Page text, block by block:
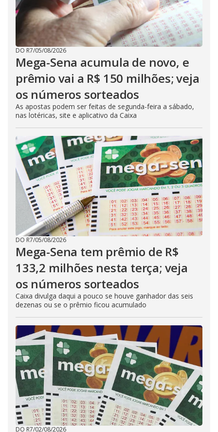
DO R7/05/08/2026
Mega-Sena acumula de novo, e
prêmio vai a R$ 150 milhões; veja
os números sorteados
As apostas podem ser feitas de segunda-feira a sábado,
nas lotéricas, site e aplicativo da Caixa
DO R7/05/08/2026
Mega-Sena tem prêmio de R$
133,2 milhões nesta terça; veja
os números sorteados
Caixa divulga daqui a pouco se houve ganhador das seis
dezenas ou se o prêmio ficou acumulado
DO R7/02/08/2026